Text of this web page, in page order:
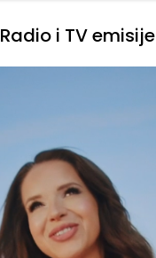
Radio i TV emisije